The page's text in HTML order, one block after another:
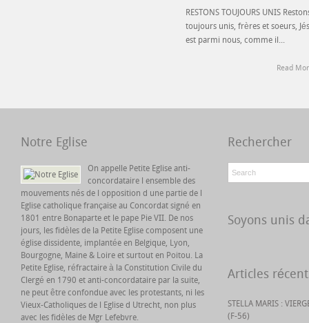
RESTONS TOUJOURS UNIS
toujours unis, frères et soeurs,
est parmi nous, comme il...
Read
Notre Eglise
On appelle Petite Eglise anti-
concordataire l ensemble des
mouvements nés de l opposition d une partie de l
Eglise catholique française au Concordat signé en
1801 entre Bonaparte et le pape Pie VII. De nos
jours, les fidèles de la Petite Eglise composent une
église dissidente, implantée en Belgique, Lyon,
Bourgogne, Maine & Loire et surtout en Poitou. La
Petite Eglise, réfractaire à la Constitution Civile du
Clergé en 1790 et anti-concordataire par la suite,
ne peut être confondue avec les protestants, ni les
Vieux-Catholiques de l Eglise d Utrecht, non plus
avec les fidèles de Mgr Lefebvre.
Rechercher
Soyons unis
Articles
STELLA MARIS :
(F-56)